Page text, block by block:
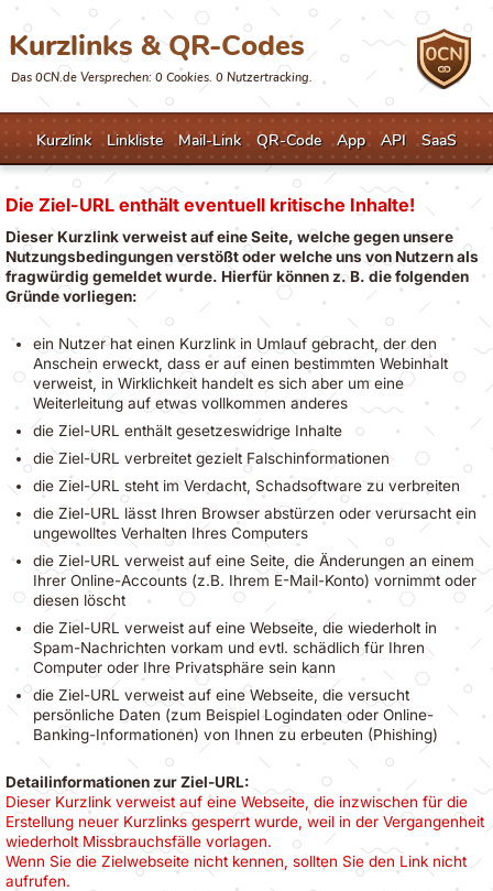
Kurzlinks & QR-Codes
Das 0CN.de Versprechen: 0 Cookies. 0 Nutzertracking.
Kurzlink Linkliste Mail-Link QR-Code App API SaaS
Die Ziel-URL enthält eventuell kritische Inhalte!
Dieser Kurzlink verweist auf eine Seite, welche gegen unsere
Nutzungsbedingungen verstößt oder welche uns von Nutzern als
fragwürdig gemeldet wurde. Hierfür können z. B. die folgenden
Gründe vorliegen:
ein Nutzer hat einen Kurzlink in Umlauf gebracht, der den
Anschein erweckt, dass er auf einen bestimmten Webinhalt
verweist, in Wirklichkeit handelt es sich aber um eine
Weiterleitung auf etwas vollkommen anderes
die Ziel-URL enthält gesetzeswidrige Inhalte
die Ziel-URL verbreitet gezielt Falschinformationen
die Ziel-URL steht im Verdacht, Schadsoftware zu verbreiten
die Ziel-URL lässt Ihren Browser abstürzen oder verursacht ein
ungewolltes Verhalten Ihres Computers
die Ziel-URL verweist auf eine Seite, die Änderungen an einem
Ihrer Online-Accounts (z.B. Ihrem E-Mail-Konto) vornimmt oder
diesen löscht
die Ziel-URL verweist auf eine Webseite, die wiederholt in
Spam-Nachrichten vorkam und evtl. schädlich für Ihren
Computer oder Ihre Privatsphäre sein kann
die Ziel-URL verweist auf eine Webseite, die versucht
persönliche Daten (zum Beispiel Logindaten oder Online-
Banking-Informationen) von Ihnen zu erbeuten (Phishing)
Detailinformationen zur Ziel-URL:
Dieser Kurzlink verweist auf eine Webseite, die inzwischen für die
Erstellung neuer Kurzlinks gesperrt wurde, weil in der Vergangenheit
wiederholt Missbrauchsfälle vorlagen.
Wenn Sie die Zielwebseite nicht kennen, sollten Sie den Link nicht
aufrufen.